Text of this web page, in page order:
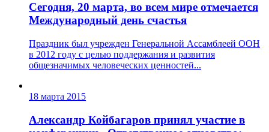
Сегодня, 20 марта, во всем мире отмечается
Международный день счастья
Праздник был учрежден Генеральной Ассамблеей ООН
в 2012 году с целью поддержания и развития
общезначимых человеческих ценностей...
18 марта 2015
Александр Койбагаров принял участие в